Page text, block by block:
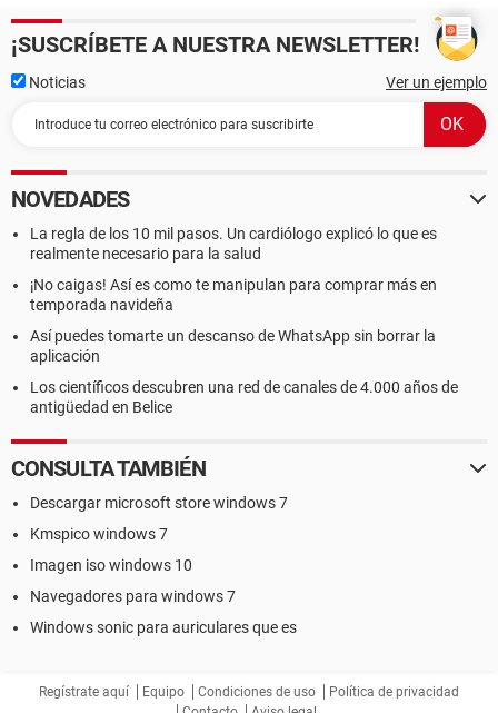
¡SUSCRÍBETE A NUESTRA NEWSLETTER!
Noticias Ver un ejemplo
NOVEDADES
La regla de los 10 mil pasos. Un cardiólogo explicó lo que es
realmente necesario para la salud
¡No caigas! Así es como te manipulan para comprar más en
temporada navideña
Así puedes tomarte un descanso de WhatsApp sin borrar la
aplicación
Los científicos descubren una red de canales de 4.000 años de
antigüedad en Belice
CONSULTA TAMBIÉN
Descargar microsoft store windows 7
Kmspico windows 7
Imagen iso windows 10
Navegadores para windows 7
Windows sonic para auriculares que es
Regístrate aquí Equipo Condiciones de uso
Política de privacidad